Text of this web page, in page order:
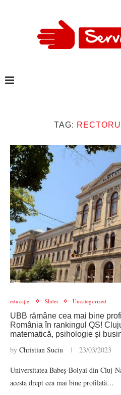
TAG:
educație, Slider Uncategorized
UBB rămâne cea mai bine
România în rankingul QS!
matematică, psihologie și
by Christian Suciu 23/03/2023
Universitatea Babeș-Bolyai din Cluj-
acesta drept cea mai bine profilată…